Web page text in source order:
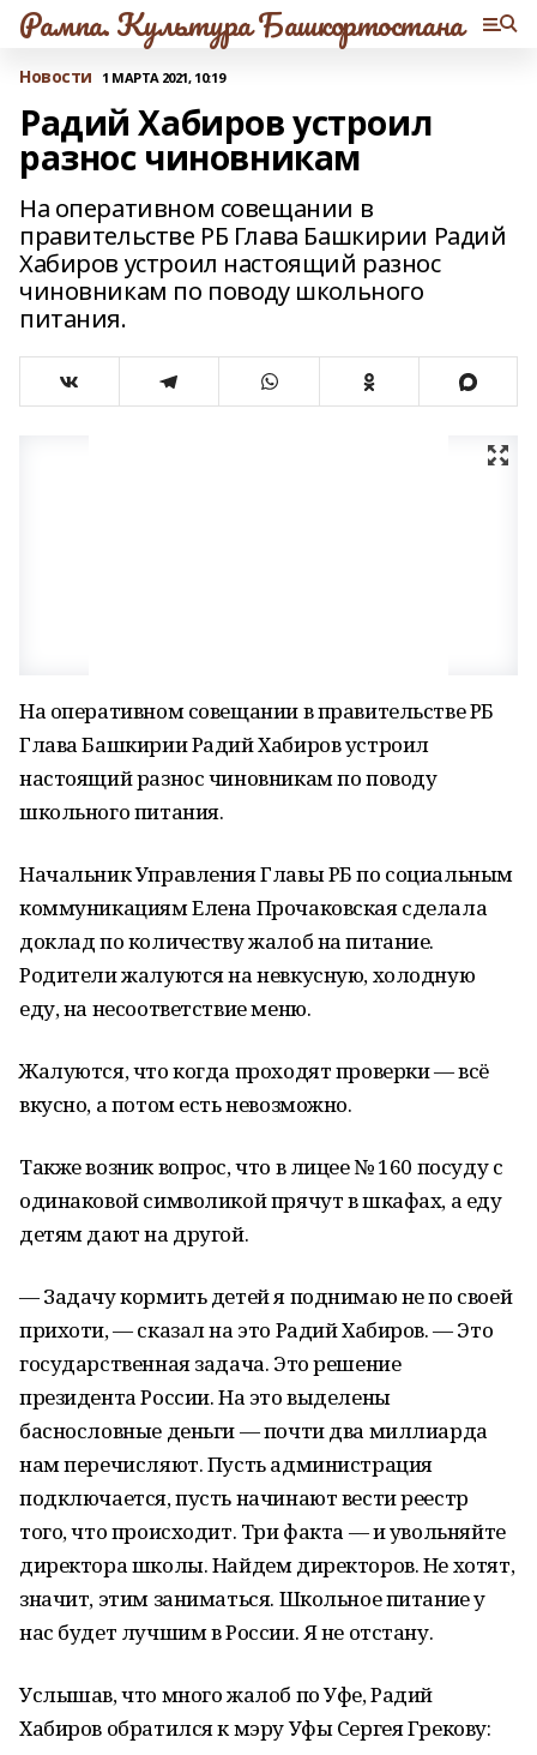
Рампа. Культура Башкортостана
Новости 1 МАРТА 2021, 10:19
Радий Хабиров устроил
разнос чиновникам
На оперативном совещании в
правительстве РБ Глава Башкирии Радий
Хабиров устроил настоящий разнос
чиновникам по поводу школьного
питания.
На оперативном совещании в правительстве РБ
Глава Башкирии Радий Хабиров устроил
настоящий разнос чиновникам по поводу
школьного питания.
Начальник Управления Главы РБ по социальным
коммуникациям Елена Прочаковская сделала
доклад по количеству жалоб на питание.
Родители жалуются на невкусную, холодную
еду, на несоответствие меню.
Жалуются, что когда проходят проверки — всё
вкусно, а потом есть невозможно.
Также возник вопрос, что в лицее № 160 посуду с
одинаковой символикой прячут в шкафах, а еду
детям дают на другой.
— Задачу кормить детей я поднимаю не по своей
прихоти, — сказал на это Радий Хабиров. — Это
государственная задача. Это решение
президента России. На это выделены
баснословные деньги — почти два миллиарда
нам перечисляют. Пусть администрация
подключается, пусть начинают вести реестр
того, что происходит. Три факта — и увольняйте
директора школы. Найдем директоров. Не хотят,
значит, этим заниматься. Школьное питание у
нас будет лучшим в России. Я не отстану.
Услышав, что много жалоб по Уфе, Радий
Хабиров обратился к мэру Уфы Сергея Грекову: